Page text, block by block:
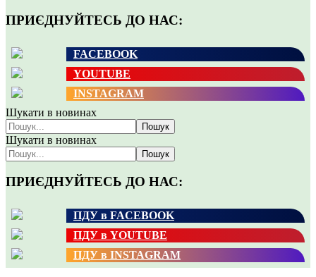
ПРИЄДНУЙТЕСЬ ДО НАС:
FACEBOOK
YOUTUBE
INSTAGRAM
Шукати в новинах
Пошук
Шукати в новинах
Пошук
ПРИЄДНУЙТЕСЬ ДО НАС:
ПДУ в FACEBOOK
ПДУ в YOUTUBE
ПДУ в INSTAGRAM